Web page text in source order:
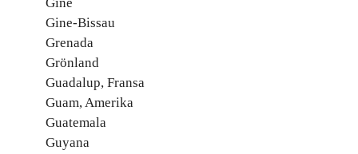
Gine-Bissau
Grenada
Grönland
Guadalup, Fransa
Guam, Amerika
Guatemala
Guyana